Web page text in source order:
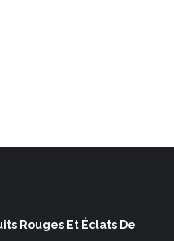
Rouges Et Éclats De